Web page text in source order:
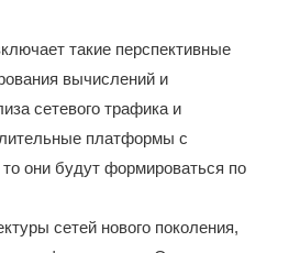
такие перспективные
вычислений и
сетевого трафика и
платформы с
они будут формироваться по
сетей нового поколения,